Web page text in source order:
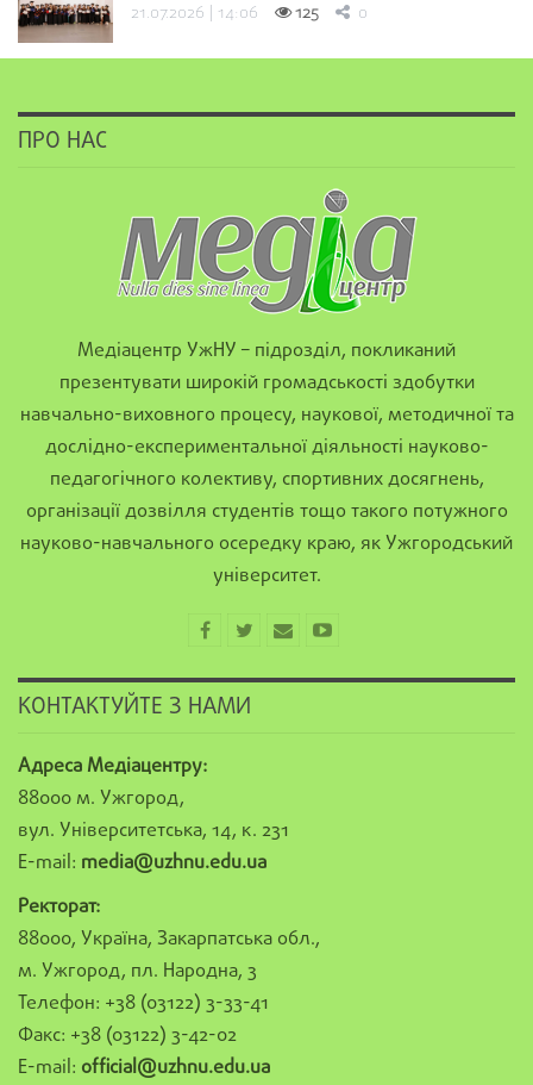
21.07.2026 | 14:06 125 0
ПРО НАС
Медіацентр УжНУ – підрозділ, покликаний
презентувати широкій громадськості здобутки
навчально-виховного процесу, наукової, методичної та
дослідно-експериментальної діяльності науково-
педагогічного колективу, спортивних досягнень,
організації дозвілля студентів тощо такого потужного
науково-навчального осередку краю, як Ужгородський
університет.
КОНТАКТУЙТЕ З НАМИ
Адреса Медіацентру:
88000 м. Ужгород,
вул. Університетська, 14, к. 231
E-mail: media@uzhnu.edu.ua
Ректорат:
88000, Україна, Закарпатська обл.,
м. Ужгород, пл. Народна, 3
Телефон: +38 (03122) 3-33-41
Факс: +38 (03122) 3-42-02
E-mail: official@uzhnu.edu.ua